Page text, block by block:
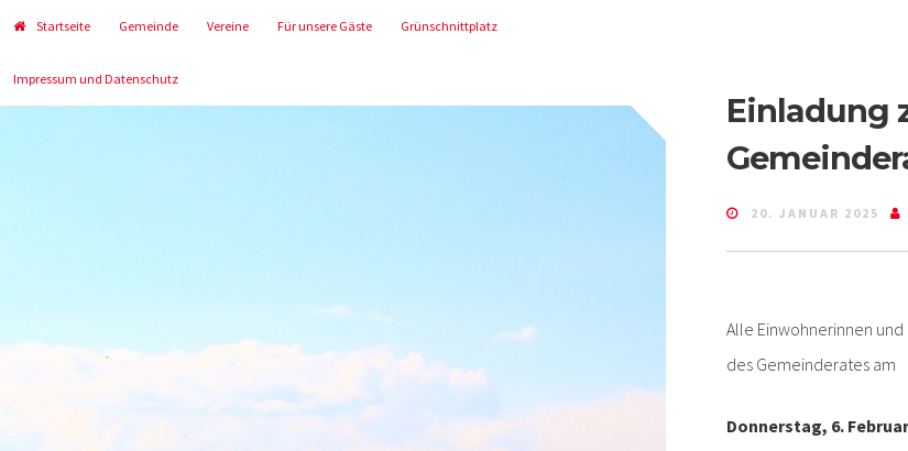
Startseite Gemeinde Vereine Für unsere Gäste Grünschnittplatz
Impressum und Datenschutz
Einladung
20. JANUAR 2025
Alle Einwohnerinnen
des Gemeinderates am
Donnerstag, 6.